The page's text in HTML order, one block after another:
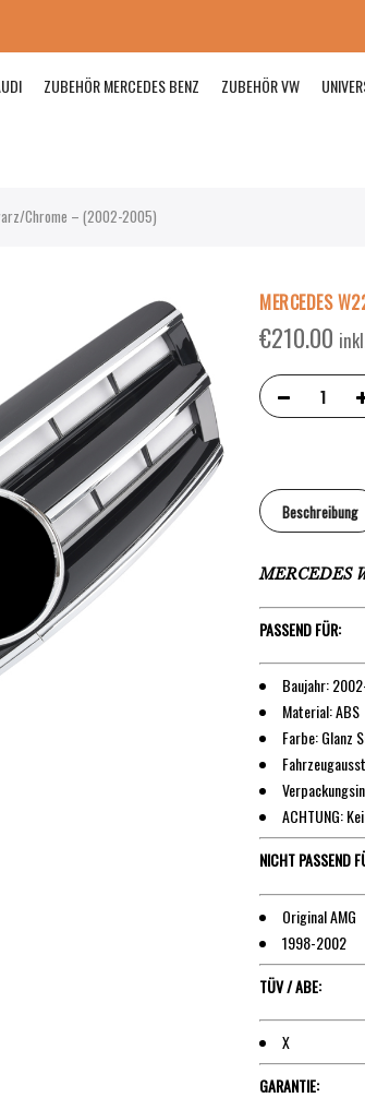
ZUBEHÖR MERCEDES BENZ ZUBEHÖR VW
Chrome – (2002-2005)
MERCEDES
€210.00
Beschreibung
MERCEDES
PASSEND FÜR:
Baujahr:
Material: ABS
Farbe: Glanz
ACHTUNG:
NICHT PASSEND
Original AMG
1998-2002
TÜV / ABE:
X
GARANTIE: